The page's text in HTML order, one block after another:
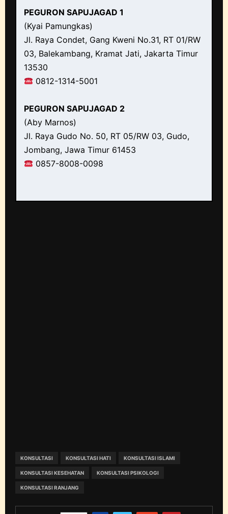
PEGURON SAPUJAGAD 1
(Kyai Pamungkas)
Jl. Raya Condet, Gang Kweni No.31, RT 01/RW
03, Balekambang, Kramat Jati, Jakarta Timur
13530
0812-1314-5001
PEGURON SAPUJAGAD 2
(Aby Marnos)
Jl. Raya Gudo No. 50, RT 05/RW 03, Gudo,
Jombang, Jawa Timur 61453
0857-8008-0098
KONSULTASI KONSULTASI HATI KONSULTASI ISLAMI
KONSULTASI KESEHATAN KONSULTASI PSIKOLOGI
KONSULTASI RANJANG